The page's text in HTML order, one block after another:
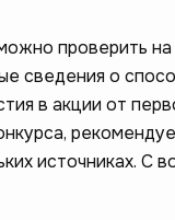
проверить
сведения о
в акции от
источниках. C